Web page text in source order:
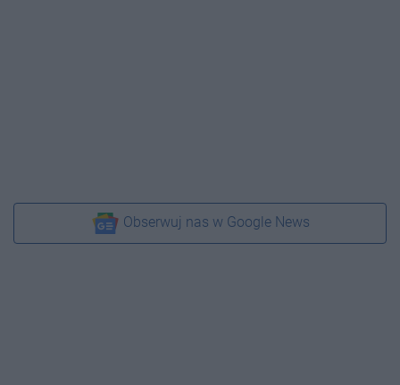
Obserwuj nas w Google News